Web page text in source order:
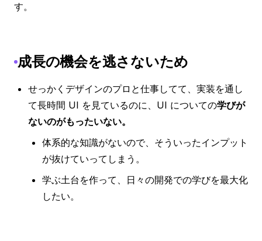
す。
成長の機会を逃さないため
せっかくデザインのプロと仕事してて、実装を通し
て長時間 UI を見ているのに、UI についての学びが
ないのがもったいない。
体系的な知識がないので、そういったインプット
が抜けていってしまう。
学ぶ土台を作って、日々の開発での学びを最大化
したい。